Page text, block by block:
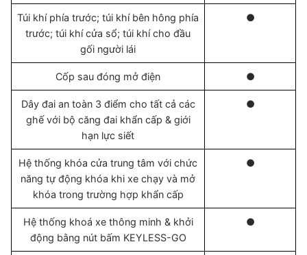
Túi khí phía trước; túi khí bên hông phía
trước; túi khí cửa sổ; túi khí cho đầu
gối người lái
●
Cốp sau đóng mở điện ●
Dây đai an toàn 3 điểm cho tất cả các
ghế với bộ căng đai khẩn cấp & giới
hạn lực siết
●
Hệ thống khóa cửa trung tâm với chức
năng tự động khóa khi xe chạy và mở
khóa trong trường hợp khẩn cấp
●
Hệ thống khoá xe thông minh & khởi
động bằng nút bấm KEYLESS-GO
●